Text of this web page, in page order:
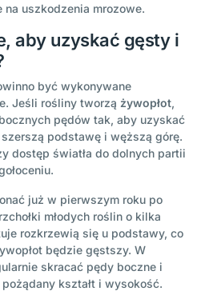
uszkodzenia mrozowe.
aby uzyskać gęsty i
być wykonywane
Jeśli rośliny tworzą żywopłot,
pędów tak, aby uzyskać
podstawę i węższą górę.
dostęp światła do dolnych partii
już w pierwszym roku po
młodych roślin o kilka
rozkrzewią się u podstawy, co
będzie gęstszy. W
skracać pędy boczne i
kształt i wysokość.